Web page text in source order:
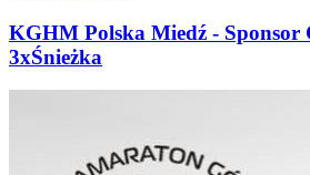
KGHM Polska Miedź - Sponsor
3xŚnieżka